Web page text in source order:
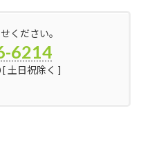
ください。
6214
土日祝除く ]